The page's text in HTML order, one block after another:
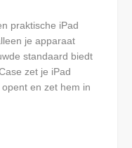
praktische iPad
je apparaat
standaard biedt
zet je iPad
en zet hem in